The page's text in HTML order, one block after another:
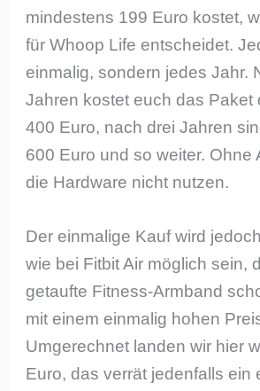
mindestens 199 Euro kostet,
für Whoop Life entscheidet.
einmalig, sondern jedes Jahr.
Jahren kostet euch das Paket
400 Euro, nach drei Jahren
600 Euro und so weiter. Ohne
die Hardware nicht nutzen.
Der einmalige Kauf wird
wie bei Fitbit Air möglich sein,
getaufte Fitness-Armband
mit einem einmalig hohen
Umgerechnet landen wir hier
Euro, das verrät jedenfalls ein